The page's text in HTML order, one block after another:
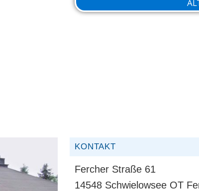
KONTAKT
Fercher Straße 61
14548 Schwielowsee OT